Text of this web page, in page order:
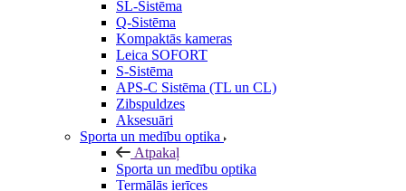
SL-Sistēma
Q-Sistēma
Kompaktās kameras
Leica SOFORT
S-Sistēma
APS-C Sistēma (TL un CL)
Zibspuldzes
Aksesuāri
Sporta un medību optika
Atpakaļ
Sporta un medību optika
Termālās ierīces